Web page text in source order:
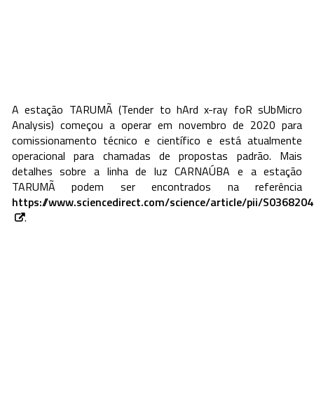
A estação TARUMÃ (Tender to hArd x-ray foR sUbMicro
Analysis) começou a operar em novembro de 2020 para
comissionamento técnico e científico e está atualmente
operacional para chamadas de propostas padrão. Mais
detalhes sobre a linha de luz CARNAÚBA e a estação
TARUMÃ podem ser encontrados na referência
https://www.sciencedirect.com/science/article/pii/
.